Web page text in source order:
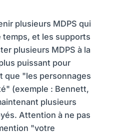
plusieurs MDPS qui
temps, et les supports
plusieurs MDPS à la
puissant pour
que "les personnages
(exemple : Bennett,
plusieurs
Attention à ne pas
"votre